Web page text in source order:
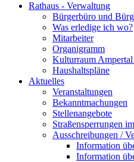
Rathaus - Verwaltung
Bürgerbüro und
Was erledige ich wo?
Mitarbeiter
Organigramm
Kulturraum Ampertal
Haushaltspläne
Aktuelles
Veranstaltungen
Bekanntmachungen
Stellenangebote
Straßensperrungen
Ausschreibungen /
Information
Information